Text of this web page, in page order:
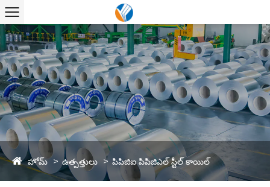
హోమ్ ఉత్పత్తులు పిపిజిఐ పిపిజిఎల్ స్టీల్ కాయిల్